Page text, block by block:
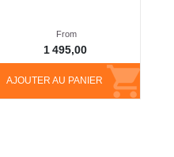
AJOUTER AU PANIER
From
1 495,00